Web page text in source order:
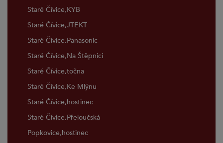
Staré Čívice,KYB
Staré Čívice,JTEKT
Staré Čívice,Panasonic
Staré Čívice,Na Štěpnici
Staré Čívice,točna
Staré Čívice,Ke Mlýnu
Staré Čívice,hostinec
Staré Čívice,Přeloučská
Popkovice,hostinec